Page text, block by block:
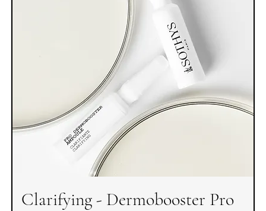
Clarifying - Dermobooster Pro